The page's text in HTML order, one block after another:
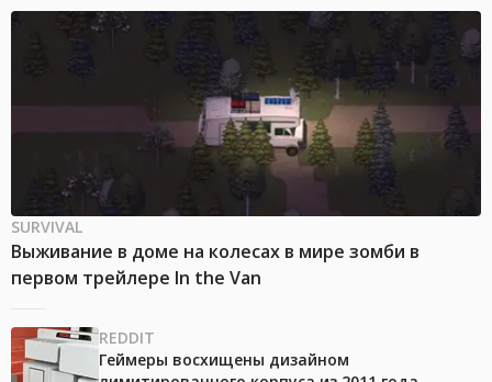
SURVIVAL
Выживание в доме на колесах в мире зомби в
первом трейлере In the Van
REDDIT
Геймеры восхищены дизайном